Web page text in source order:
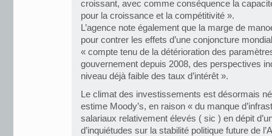
croissant, avec comme conséquence la
pour la croissance et la compétitivité ».
L’agence note également que la marge de
pour contrer les effets d’une conjoncture
« compte tenu de la détérioration des
gouvernement depuis 2008, des perspectives
niveau déjà faible des taux d’intérêt ».
Le climat des investissements est désormais
estime Moody’s, en raison « du manque
salariaux relativement élevés ( sic ) en dépit
d’inquiétudes sur la stabilité politique future de